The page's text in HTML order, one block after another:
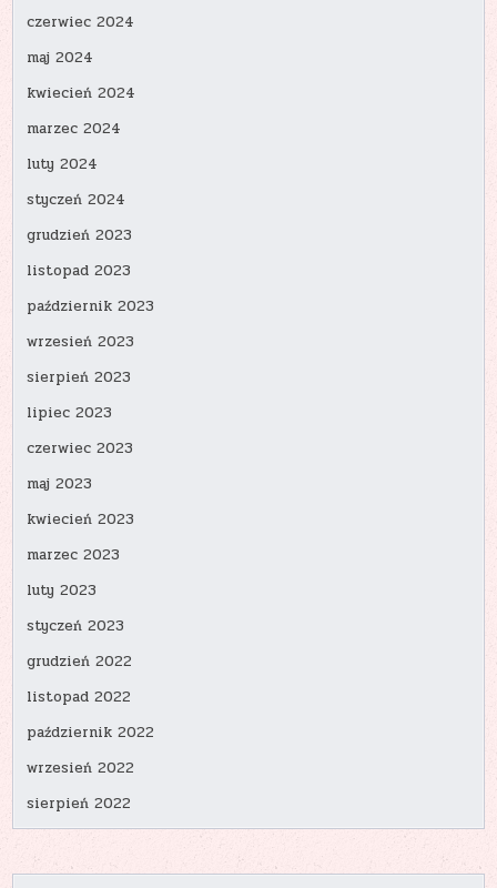
czerwiec 2024
maj 2024
kwiecień 2024
marzec 2024
luty 2024
styczeń 2024
grudzień 2023
listopad 2023
październik 2023
wrzesień 2023
sierpień 2023
lipiec 2023
czerwiec 2023
maj 2023
kwiecień 2023
marzec 2023
luty 2023
styczeń 2023
grudzień 2022
listopad 2022
październik 2022
wrzesień 2022
sierpień 2022